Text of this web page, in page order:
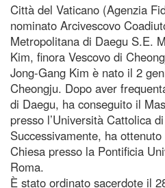
Città del Vaticano (Agenzia
nominato Arcivescovo
Metropolitana di Daegu S.E.
Kim, finora Vescovo di
Jong-Gang Kim è nato il 2
Cheongju. Dopo aver
di Daegu, ha conseguito il
presso l’Università Cattolica
Successivamente, ha
Chiesa presso la Pontificia
Roma.
È stato ordinato sacerdote il